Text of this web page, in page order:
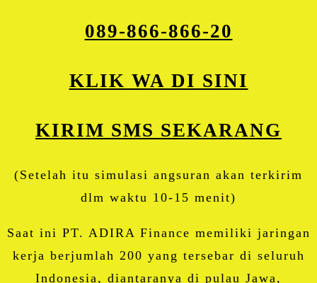
089-866-866-20
KLIK WA DI SINI
KIRIM SMS SEKARANG
(Setelah itu simulasi angsuran akan terkirim
dlm waktu 10-15 menit)
Saat ini PT. ADIRA Finance memiliki jaringan
kerja berjumlah 200 yang tersebar di seluruh
Indonesia, diantaranya di pulau Jawa,